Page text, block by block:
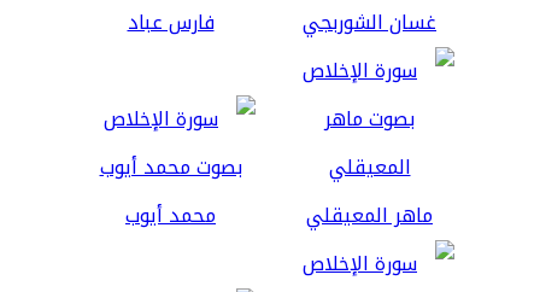
غسان الشوربجي فارس عباد
ماهر المعيقلي محمد أيوب